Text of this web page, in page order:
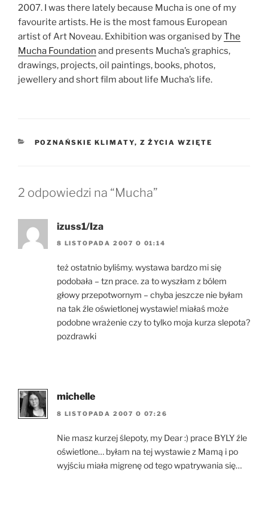
2007. I was there lately because Mucha is one of my
favourite artists. He is the most famous European
artist of Art Noveau. Exhibition was organised byThe
Mucha Foundation and presents Mucha’s graphics,
drawings, projects, oil paintings, books, photos,
jewellery and short film about life Mucha’s life.
KATEGORIE
POZNAŃSKIE KLIMATY, Z ŻYCIA WZIĘTE
2 odpowiedzi na “Mucha”
izuss1/Iza
8 LISTOPADA 2007 O 01:14
też ostatnio byliśmy. wystawa bardzo mi się
podobała – tzn prace. za to wyszłam z bólem
głowy przepotwornym – chyba jeszcze nie byłam
na tak źle oświetlonej wystawie! miałaś może
podobne wrażenie czy to tylko moja kurza slepota?
pozdrawki
michelle
8 LISTOPADA 2007 O 07:26
Nie masz kurzej ślepoty, my Dear :) prace BYLY źle
oświetlone… byłam na tej wystawie z Mamą i po
wyjściu miała migrenę od tego wpatrywania się…